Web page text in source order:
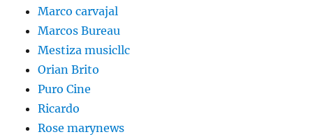
Marco carvajal
Marcos Bureau
Mestiza musicllc
Orian Brito
Puro Cine
Ricardo
Rose marynews